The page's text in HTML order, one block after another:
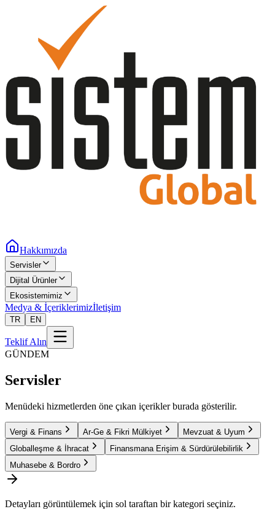
Hakkımızda
Servisler
Dijital Ürünler
Ekosistemimiz
Medya & İçeriklerimizİletişim
TR EN
Teklif Alın
GÜNDEM
Servisler
Menüdeki hizmetlerden öne çıkan içerikler burada gösterilir.
Vergi & Finans Ar-Ge & Fikri Mülkiyet
Mevzuat & Uyum
Globalleşme & İhracat
Finansmana Erişim & Sürdürülebilirlik
Muhasebe & Bordro
Detayları görüntülemek için sol taraftan bir kategori seçiniz.